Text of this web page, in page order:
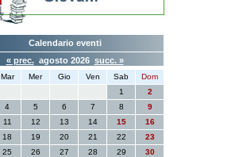
Calendario eventi
« prec.agosto 2026 succ. »
Mar Mer Gio Ven Sab
Dom
1
2
4 5 6 7 8
9
11 12 13 14 15
16
18 19 20 21 22
23
25 26 27 28 29
30